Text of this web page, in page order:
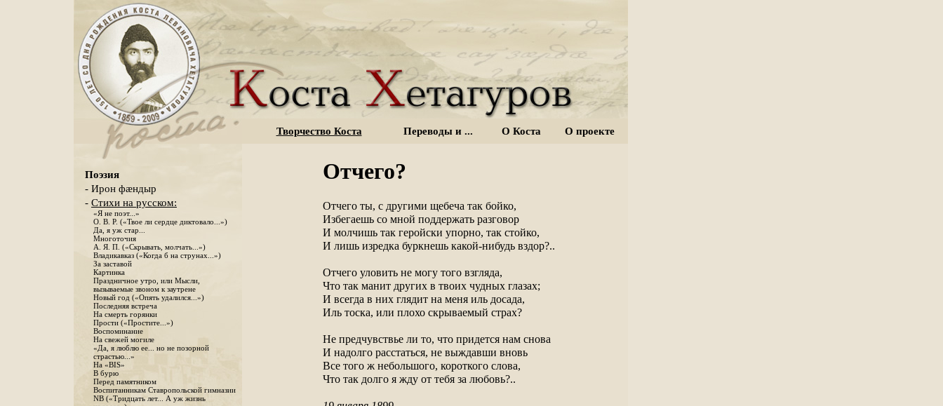
Творчество Коста Переводы и ... О Коста О проекте
Поэзия
- Ирон фæндыр
- Стихи на русском:
«Я не поэт...»
О. В. Р. («Твое ли сердце диктовало...»)
Да, я уж стар...
Многоточия
А. Я. П. («Скрывать, молчать...»)
Владикавказ («Когда б на струнах...»)
За заставой
Картинка
Праздничное утро, или Мысли,
вызываемые звоном к заутрене
Новый год («Опять удалился...»)
Последняя встреча
На смерть горянки
Прости («Простите...»)
Воспоминание
На свежей могиле
«Да, я люблю ее... но не позорной
страстью...»
На «BIS»
В бурю
Перед памятником
Воспитанникам Ставропольской гимназии
NB («Тридцать лет... А уж жизнь
Отчего?
Отчего ты, с другими щебеча так бойко,
Избегаешь со мной поддержать разговор
И молчишь так геройски упорно, так стойко,
И лишь изредка буркнешь какой-нибудь вздор?..
Отчего уловить не могу того взгляда,
Что так манит других в твоих чудных глазах;
И всегда в них глядит на меня иль досада,
Иль тоска, или плохо скрываемый страх?
Не предчувствье ли то, что придется нам снова
И надолго расстаться, не выждавши вновь
Все того ж небольшого, короткого слова,
Что так долго я жду от тебя за любовь?..